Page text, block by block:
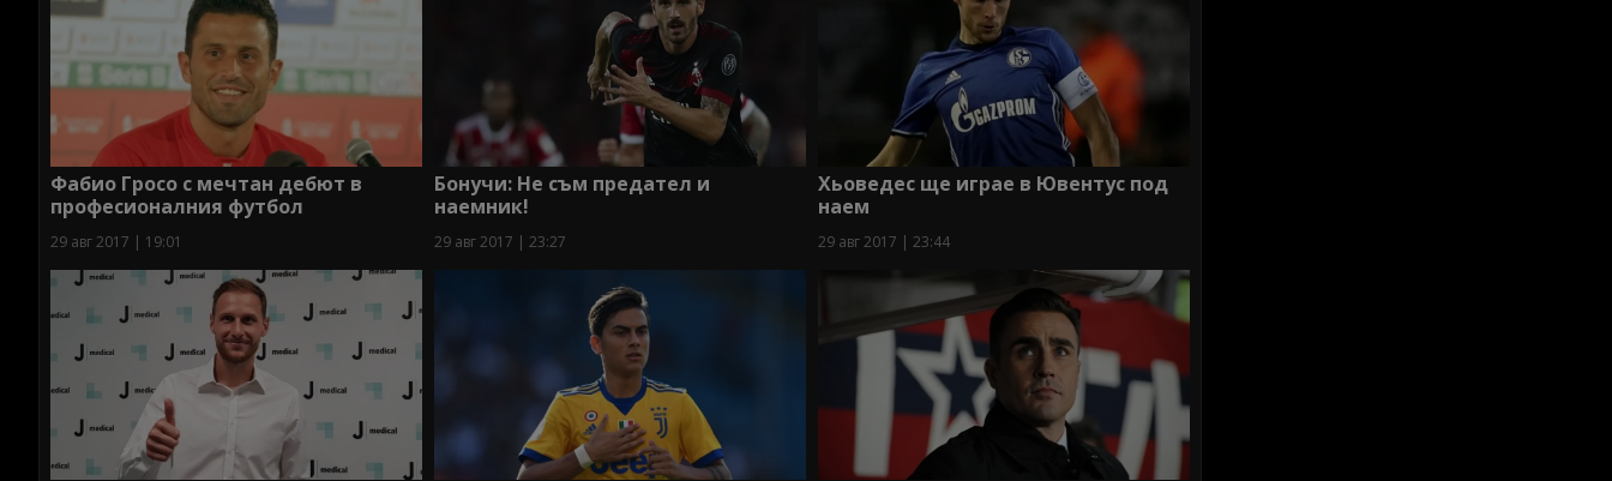
Фабио Гросо с мечтан дебют в
професионалния футбол
29 авг 2017 | 19:01
Бонучи: Не съм предател и
наемник!
29 авг 2017 | 23:27
Хьоведес ще играе в Ювентус под
наем
29 авг 2017 | 23:44